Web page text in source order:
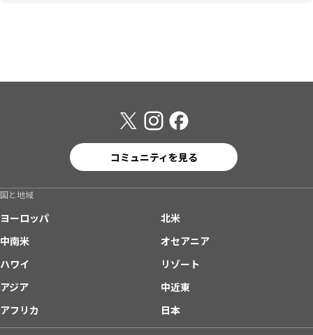
コミュニティを見る
国と地域
ヨーロッパ
北米
中南米
オセアニア
ハワイ
リゾート
アジア
中近東
アフリカ
日本